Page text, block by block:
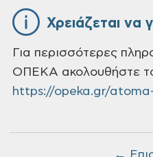
Χρειάζεται να
Για περισσότερες
ΟΠΕΚΑ ακολουθήστε
https://opeka.gr/